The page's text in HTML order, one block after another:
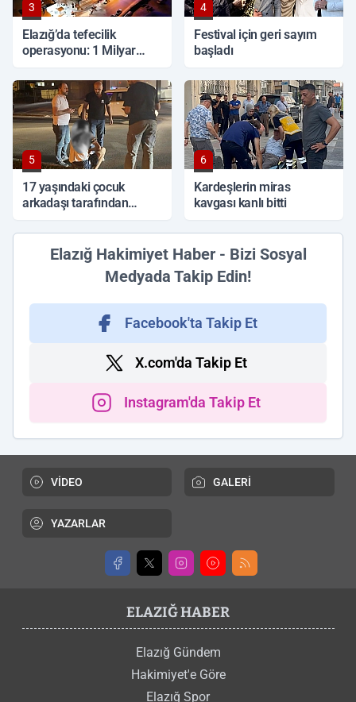
3
Elazığ’da tefecilik
operasyonu: 1 Milyar
4
Festival için geri sayım
başladı
5
17 yaşındaki çocuk
arkadaşı tarafından
6
Kardeşlerin miras
kavgası kanlı bitti
Elazığ Hakimiyet Haber - Bizi Sosyal
Medyada Takip Edin!
Facebook'ta Takip Et
X.com'da Takip Et
Instagram'da Takip Et
VİDEO GALERİ
YAZARLAR
ELAZIĞ HABER
Elazığ Gündem
Hakimiyet'e Göre
Elazığ Spor